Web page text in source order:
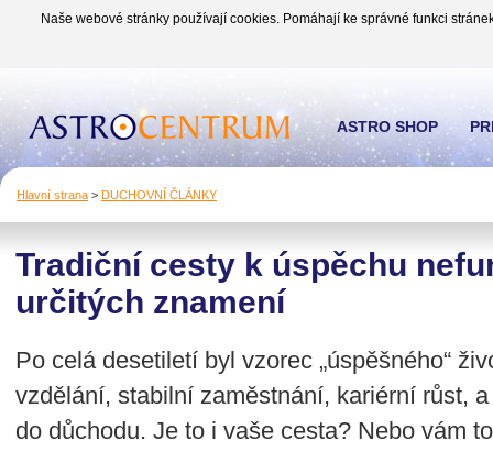
Naše webové stránky používají cookies. Pomáhají ke správné funkci
Hlavní strana > DUCHOVNÍ ČLÁNKY
Tradiční cesty k úspěchu
určitých znamení
Po celá desetiletí byl vzorec „úspěšného“
vzdělání, stabilní zaměstnání, kariérní růst,
do důchodu. Je to i vaše cesta? Nebo vám
ASTRO SHOP